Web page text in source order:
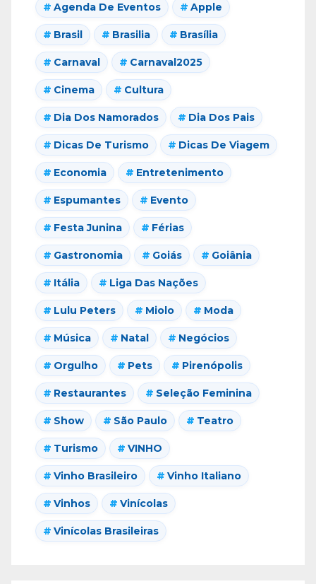
Agenda De Eventos Apple
Brasil Brasilia Brasília
Carnaval Carnaval2025
Cinema Cultura
Dia Dos Namorados Dia Dos Pais
Dicas De Turismo Dicas De Viagem
Economia Entretenimento
Espumantes Evento
Festa Junina Férias
Gastronomia Goiás Goiânia
Itália Liga Das Nações
Lulu Peters Miolo Moda
Música Natal Negócios
Orgulho Pets Pirenópolis
Restaurantes Seleção Feminina
Show São Paulo Teatro
Turismo VINHO
Vinho Brasileiro Vinho Italiano
Vinhos Vinícolas
Vinícolas Brasileiras